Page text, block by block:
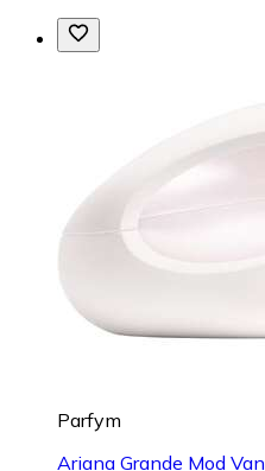
Parfym
Ariana Grande Mod